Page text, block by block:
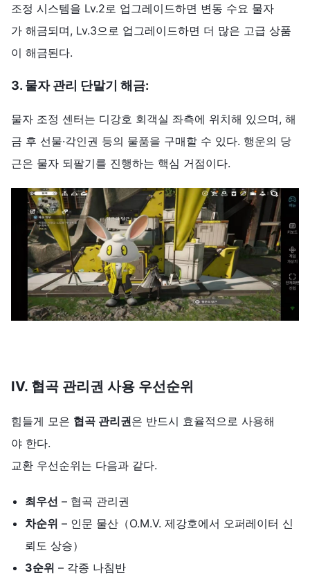
조정 시스템을 Lv.2로 업그레이드하면 변동 수요 물자
가 해금되며, Lv.3으로 업그레이드하면 더 많은 고급 상품
이 해금된다.
3. 물자 관리 단말기 해금:
물자 조정 센터는 디강호 회객실 좌측에 위치해 있으며, 해
금 후 선물·각인권 등의 물품을 구매할 수 있다. 행운의 당
근은 물자 되팔기를 진행하는 핵심 거점이다.
IV. 협곡 관리권 사용 우선순위
힘들게 모은 협곡 관리권은 반드시 효율적으로 사용해
야 한다.
교환 우선순위는 다음과 같다.
최우선 – 협곡 관리권
차순위 – 인문 물산（O.M.V. 제강호에서 오퍼레이터 신
뢰도 상승）
3순위 – 각종 나침반